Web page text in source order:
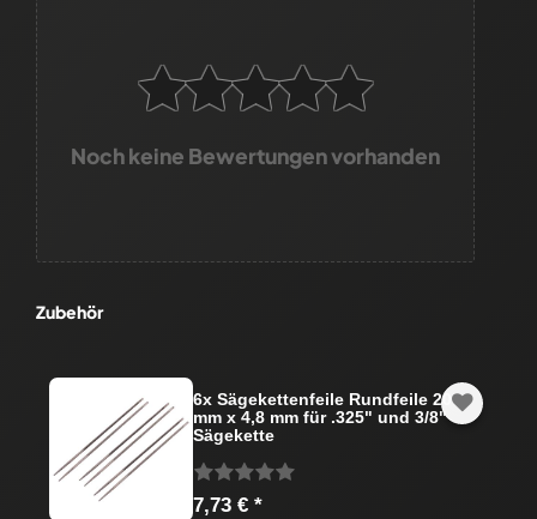
Noch keine Bewertungen vorhanden
Zubehör
6x Sägekettenfeile Rundfeile 200
mm x 4,8 mm für .325" und 3/8"
Sägekette
7,73 € *